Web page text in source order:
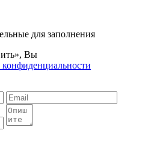
для заполнения
Вы